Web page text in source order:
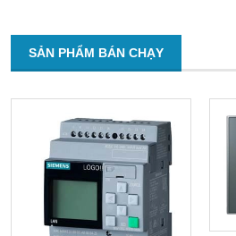
SẢN PHẨM BÁN CHẠY